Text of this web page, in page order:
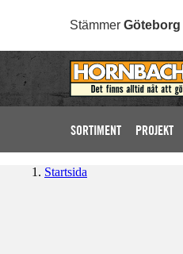
Stämmer Göteborg
SORTIMENT PROJEKT
Startsida